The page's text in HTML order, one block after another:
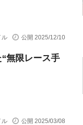
ル 公開 2025/12/10
無限レース手
ル 公開 2025/03/08